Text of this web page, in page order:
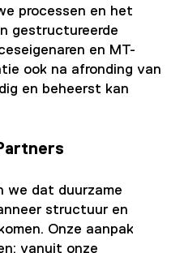
processen en het
gestructureerde
en MT-
ook na afronding van
en beheerst kan
we dat duurzame
structuur en
Onze aanpak
vanuit onze